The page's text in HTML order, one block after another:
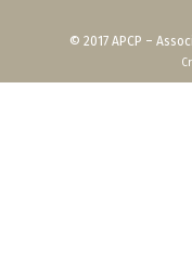
© 2017 APCP –